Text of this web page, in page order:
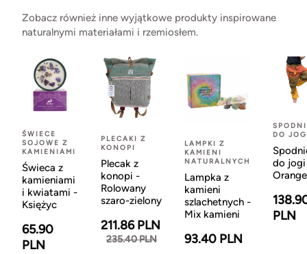
Zobacz również inne wyjątkowe produkty inspirowane
naturalnymi materiałami i rzemiosłem.
ŚWIECE
SOJOWE Z
KAMIENIAMI
Świeca z
kamieniami
i kwiatami -
Księżyc
65.90
PLN
PLECAKI Z
KONOPI
Plecak z
konopi -
Rolowany
szaro-zielony
211.86 PLN
235.40 PLN
LAMPKI Z
KAMIENI
NATURALNYCH
Lampka z
kamieni
szlachetnych -
Mix kamieni
93.40 PLN
DO
do
Orange
PLN